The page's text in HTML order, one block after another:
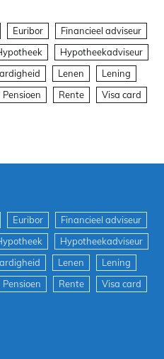
Euribor
Financieel adviseur
Hypotheekadviseur
Lenen
Lening
Pensioen Rente Visa card
Euribor
Financieel adviseur
Hypotheekadviseur
Lenen
Lening
Pensioen Rente Visa card